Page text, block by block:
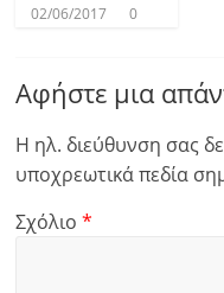
02/06/2017 0
Αφήστε μια
Η ηλ. διεύθυνση σας
υποχρεωτικά πεδία
Σχόλιο*